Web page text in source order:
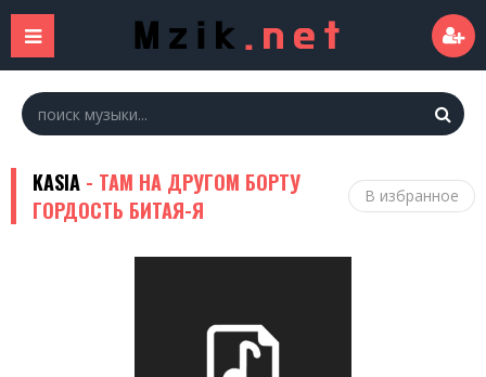
KASIA - ТАМ НА ДРУГОМ БОРТУ
ГОРДОСТЬ БИТАЯ-Я
В избранное